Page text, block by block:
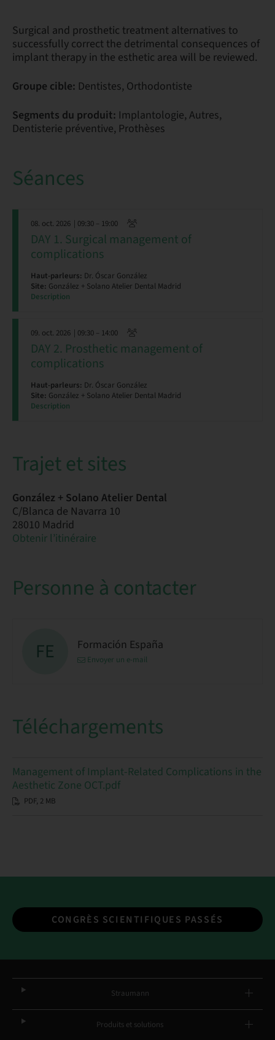
Surgical and prosthetic treatment alternatives to
successfully correct the detrimental consequences of
implant therapy in the esthetic area will be reviewed.
Groupe cible: Dentistes, Orthodontiste
Segments du produit: Implantologie, Autres,
Dentisterie préventive, Prothèses
Séances
08. oct. 2026 | 09:30 – 19:00
DAY 1. Surgical management of
complications
Haut-parleurs: Dr. Óscar González
Site: González + Solano Atelier Dental Madrid
Description
09. oct. 2026 | 09:30 – 14:00
DAY 2. Prosthetic management of
complications
Haut-parleurs: Dr. Óscar González
Site: González + Solano Atelier Dental Madrid
Description
Trajet et sites
González + Solano Atelier Dental
C/Blanca de Navarra 10
28010 Madrid
Obtenir l’itinéraire
Personne à contacter
FE Formación España
Envoyer un e-mail
Téléchargements
Management of Implant-Related Complications in the
Aesthetic Zone OCT.pdf
PDF, 2 MB
CONGRÈS SCIENTIFIQUES PASSÉS
Straumann
Produits et solutions